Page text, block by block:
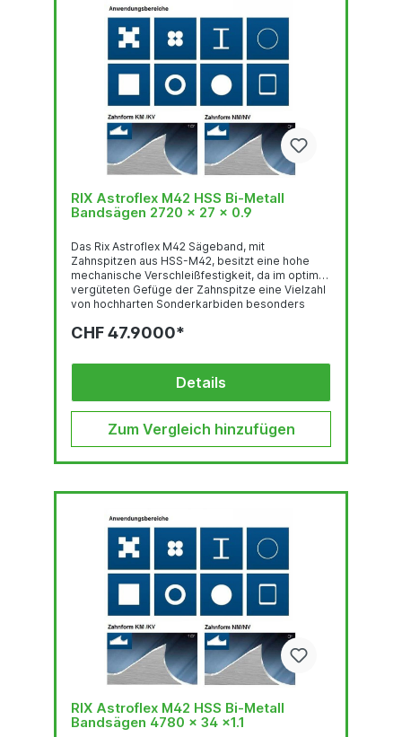
RIX Astroflex M42 HSS Bi-Metall
Bandsägen 2720 x 27 x 0.9
Das Rix Astroflex M42 Sägeband, mit
Zahnspitzen aus HSS-M42, besitzt eine hohe
mechanische Verschleißfestigkeit, da im optimal
vergüteten Gefüge der Zahnspitze eine Vielzahl
von hochharten Sonderkarbiden besonders
in einer temperaturbeständigen martensitischen
für eine sehr gute thermische
Verschleißfestigkeit. Das Trägerband aus
hochlegiertem, chromhaltigen Federstahl ist der
Garant für hervorragende
CHF 47.9000*
Details
Zum Vergleich hinzufügen
RIX Astroflex M42 HSS Bi-Metall
Bandsägen 4780 x 34 x1.1